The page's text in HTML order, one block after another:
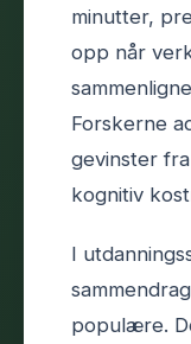
minutter,
opp når
Forskerne
gevinster
kognitiv
I
populære.